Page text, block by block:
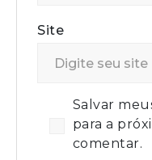
Site
Salvar
para a
comentar.